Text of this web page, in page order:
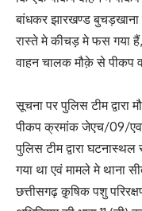
बांधकर झारखण्ड
रास्ते मे कीचड़ मे फस गया
वाहन चालक मौक़े से पीकप
सूचना पर पुलिस टीम द्वारा
पीकप क्रमांक जेएच/09/
पुलिस टीम द्वारा
गया था एवं मामले मे थाना
छत्तीसगढ़ क़ृषिक पशु